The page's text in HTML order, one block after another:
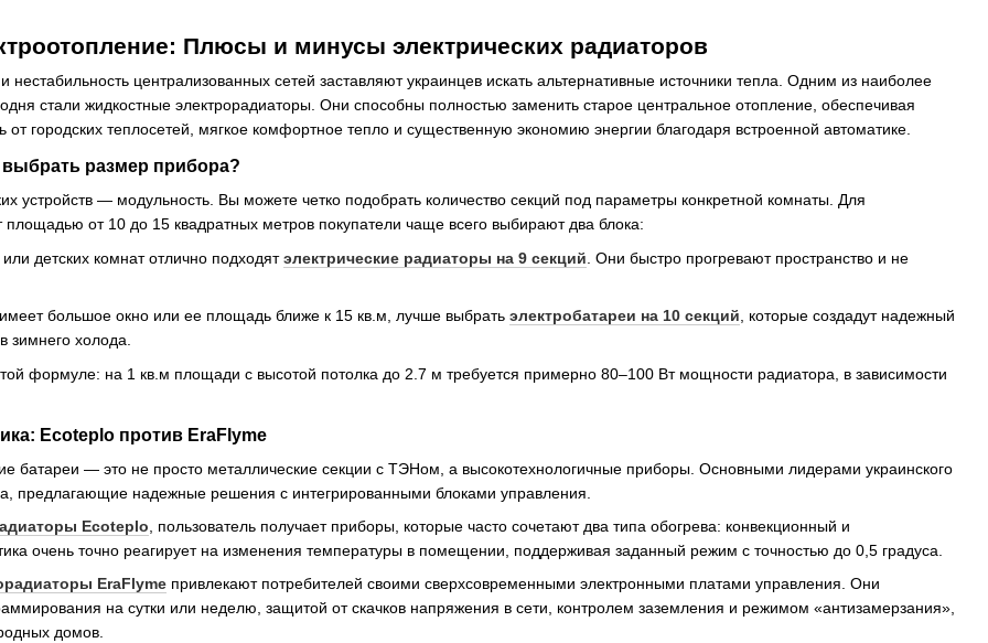
Плюсы и минусы электрических радиаторов
централизованных сетей заставляют украинцев искать альтернативные источники тепла. Одним из наиболее
стали жидкостные электрорадиаторы. Они способны полностью заменить старое центральное отопление, обеспечивая
от городских теплосетей, мягкое комфортное тепло и существенную экономию энергии благодаря встроенной автоматике.
размер прибора?
устройств — модульность. Вы можете четко подобрать количество секций под параметры конкретной комнаты. Для
от 10 до 15 квадратных метров покупатели чаще всего выбирают два блока:
детских комнат отлично подходятэлектрические радиаторы на 9 секций . Они быстро прогревают пространство и не
большое окно или ее площадь ближе к 15 кв.м, лучше выбрать электробатареи на 10 секций , которые создадут надежный
зимнего холода.
формуле: на 1 кв.м площади с высотой потолка до 2.7 м требуется примерно 80–100 Вт мощности радиатора, в зависимости
Ecoteplo против EraFlyme
батареи — это не просто металлические секции с ТЭНом, а высокотехнологичные приборы. Основными лидерами украинского
предлагающие надежные решения с интегрированными блоками управления.
Ecoteplo , пользователь получает приборы, которые часто сочетают два типа обогрева: конвекционный и
очень точно реагирует на изменения температуры в помещении, поддерживая заданный режим с точностью до 0,5 градуса.
EraFlyme привлекают потребителей своими сверхсовременными электронными платами управления. Они
на сутки или неделю, защитой от скачков напряжения в сети, контролем заземления и режимом «антизамерзания»,
домов.